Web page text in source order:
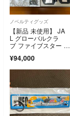
ノベルティグッズ
【新品 未使用】 JA
L グローバルクラ
ブ ファイブスター タ
¥94,000